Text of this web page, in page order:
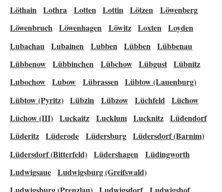
Löthain Lothra Lotten Lottin Lötzen
Löwenberg
Löwenbruch Löwenhagen Löwitz Loxten Loyden
Lubachau Lubainen Lubben Lübben Lübbenau
Lübbenow Lübbinchen Lübchow Lübgust Lübnitz
Lubochow Lubow Lübrassen Lübtow (Lauenburg)
Lübtow (Pyritz) Lübzin Lübzow Lüchfeld Lüchow
Lüchow (III) Luckaitz Lucklum Lucknitz Lüdendorf
Lüderitz Lüderode Lüdersburg Lüdersdorf (Barnim)
Lüdersdorf (Bitterfeld) Lüdershagen
Lüdingworth
Ludwigsaue Ludwigsburg (Greifswald)